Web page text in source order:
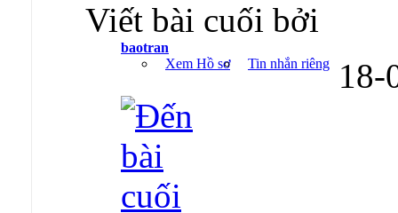
Viết bài cuối bởi
baotran
Xem Hồ sơ
Tin nhắn riêng